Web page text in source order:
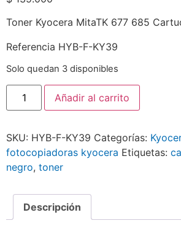
Toner Kyocera MitaTK 677 685
Referencia HYB-F-KY39
Solo quedan 3 disponibles
Añadir al carrito
SKU: HYB-F-KY39 Categorías:
fotocopiadoras kyocera Etiquetas:
negro, toner
Descripción